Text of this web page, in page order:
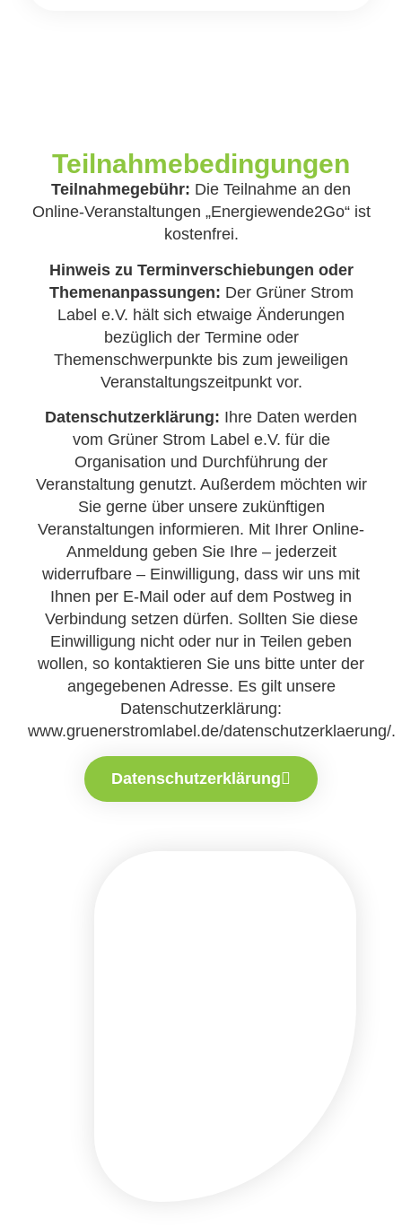
Teilnahmebedingungen
Teilnahmegebühr: Die Teilnahme an den
Online-Veranstaltungen „Energiewende2Go“ ist
kostenfrei.
Hinweis zu Terminverschiebungen oder
Themenanpassungen: Der Grüner Strom
Label e.V. hält sich etwaige Änderungen
bezüglich der Termine oder
Themenschwerpunkte bis zum jeweiligen
Veranstaltungszeitpunkt vor.
Datenschutzerklärung: Ihre Daten werden
vom Grüner Strom Label e.V. für die
Organisation und Durchführung der
Veranstaltung genutzt. Außerdem möchten wir
Sie gerne über unsere zukünftigen
Veranstaltungen informieren. Mit Ihrer Online-
Anmeldung geben Sie Ihre – jederzeit
widerrufbare – Einwilligung, dass wir uns mit
Ihnen per E-Mail oder auf dem Postweg in
Verbindung setzen dürfen. Sollten Sie diese
Einwilligung nicht oder nur in Teilen geben
wollen, so kontaktieren Sie uns bitte unter der
angegebenen Adresse. Es gilt unsere
Datenschutzerklärung:
www.gruenerstromlabel.de/datenschutzerklaerung/.
Datenschutzerklärung